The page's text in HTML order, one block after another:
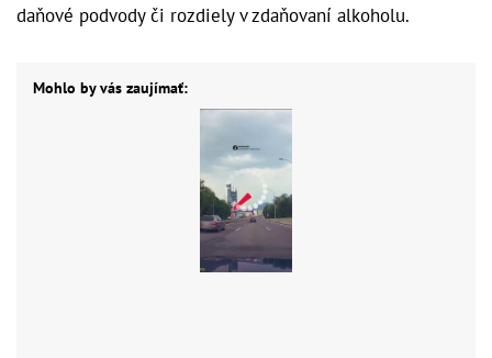
daňové podvody či rozdiely v zdaňovaní alkoholu.
Mohlo by vás zaujímať: